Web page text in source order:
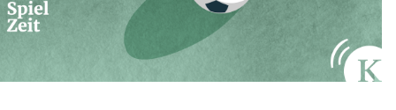
Untermenü